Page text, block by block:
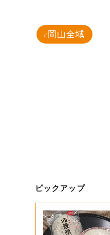
岡山全域
ピックアップ